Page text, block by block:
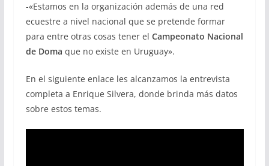
-«Estamos en la organización además de una red
ecuestre a nivel nacional que se pretende formar
para entre otras cosas tener el Campeonato Nacional
de Doma que no existe en Uruguay».
En el siguiente enlace les alcanzamos la entrevista
completa a Enrique Silvera, donde brinda más datos
sobre estos temas.